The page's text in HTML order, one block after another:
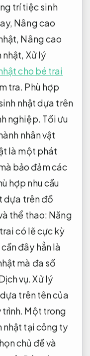
trí tiệc sinh
Nâng cao
Nâng cao
nhật, Xử lý
cho bé trai
tra. Phù hợp
nhật dựa trên
nghiệp. Tối ưu
nhân vật
là một phát
bảo đảm các
hợp nhu cầu
dựa trên đồ
thể thao: Năng
có lẽ cực kỳ
đây hẳn là
mà đa số
vụ.Xử lý
trên tên của
Một trong
nhật tại công ty
chủ đề và